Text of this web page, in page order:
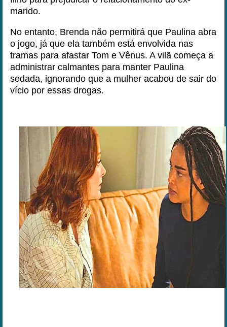
marido.
No entanto, Brenda não permitirá que Paulina abra
o jogo, já que ela também está envolvida nas
tramas para afastar Tom e Vênus. A vilã começa a
administrar calmantes para manter Paulina
sedada, ignorando que a mulher acabou de sair do
vício por essas drogas.